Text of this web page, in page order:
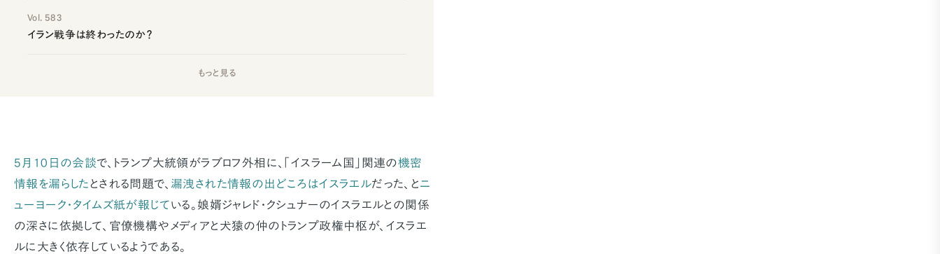
Vol. 583
イラン戦争は終わったのか？
もっと見る
5月10日の会談で、トランプ大統領がラブロフ外相に、「イスラーム国」関連の機密
情報を漏らしたとされる問題で、 漏洩された情報の出どころはイスラエルだった、とニ
ューヨーク・タイムズ紙が報じている。娘婿ジャレド・クシュナーのイスラエルとの関係
の深さに依拠して、官僚機構やメディアと犬猿の仲のトランプ政権中枢が、イスラエ
ルに大きく依存しているようである。